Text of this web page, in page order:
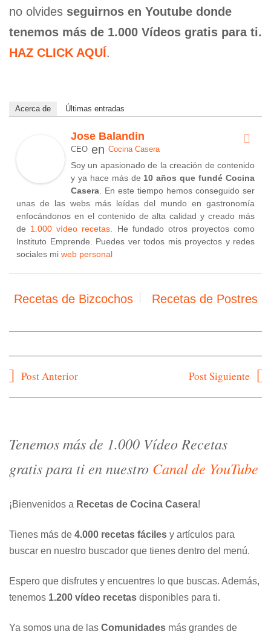
no olvides seguirnos en Youtube donde
tenemos más de 1.000 Vídeos gratis para ti.
HAZ CLICK AQUÍ.
Acerca de Últimas entradas
Jose Balandin
CEO en Cocina Casera
Soy un apasionado de la creación de contenido
y ya hace más de 10 años que fundé Cocina
Casera . En este tiempo hemos conseguido ser
unas de las webs más leídas del mundo en gastronomía
enfocándonos en el contenido de alta calidad y creado más
de 1.000 vídeo recetas . He fundado otros proyectos como
Instituto Emprende. Puedes ver todos mis proyectos y redes
sociales mi web personal
Recetas de Bizcochos Recetas de Postres
Navegación
Post Anterior Post Siguiente
Tenemos más de 1.000 Vídeo Recetas
gratis para ti en nuestro Canal de YouTube
¡Bienvenidos a Recetas de Cocina Casera!
Tienes más de 4.000 recetas fáciles y artículos para
buscar en nuestro buscador que tienes dentro del menú.
Espero que disfrutes y encuentres lo que buscas. Además,
tenemos 1.200 vídeo recetas disponibles para ti.
Ya somos una de las Comunidades más grandes de